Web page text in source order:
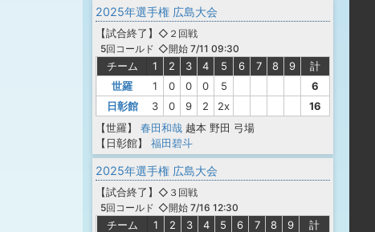
2025年選手権 広島大会
【試合終了 】
5回コールド
◇２回戦
◇開始 7/11 09:30
チーム 1 2 3 4 5 6 7 8 9
計
世羅
1 0 0 0 5
6
日彰館
3 0 9 2 2x
16
【世羅】
春田和哉 越本 野田 弓場
【日彰館】
福田碧斗
2025年選手権 広島大会
【試合終了 】
5回コールド
◇３回戦
◇開始 7/16 12:30
チーム 1 2 3 4 5 6 7 8 9
計